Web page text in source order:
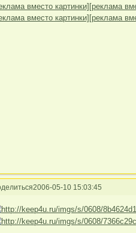
вместо картинки] [реклама
вместо картинки] [реклама
2006-05-10 15:03:45